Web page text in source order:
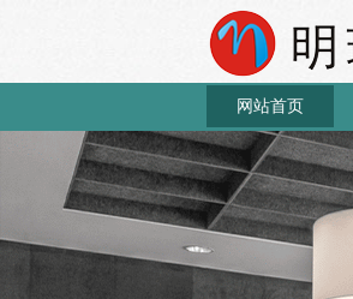
网站首页